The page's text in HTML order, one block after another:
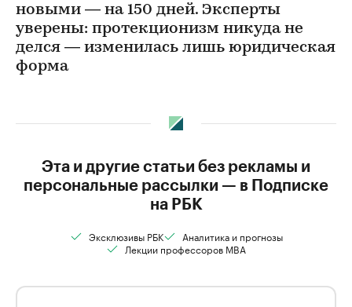
новыми — на 150 дней. Эксперты
уверены: протекционизм никуда не
делся — изменилась лишь юридическая
форма
Эта и другие статьи без рекламы и
персональные рассылки — в Подписке
на РБК
Эксклюзивы РБК
Аналитика и прогнозы
Лекции профессоров MBA